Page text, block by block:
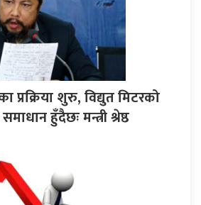
प्रक्रिया शुरु, विद्युत मिटरको
हुँदैछः मन्त्री श्रेष्ठ